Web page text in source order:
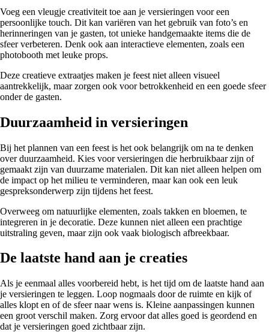
Voeg een vleugje creativiteit toe aan je versieringen voor een
persoonlijke touch. Dit kan variëren van het gebruik van foto’s en
herinneringen van je gasten, tot unieke handgemaakte items die de
sfeer verbeteren. Denk ook aan interactieve elementen, zoals een
photobooth met leuke props.
Deze creatieve extraatjes maken je feest niet alleen visueel
aantrekkelijk, maar zorgen ook voor betrokkenheid en een goede sfeer
onder de gasten.
Duurzaamheid in versieringen
Bij het plannen van een feest is het ook belangrijk om na te denken
over duurzaamheid. Kies voor versieringen die herbruikbaar zijn of
gemaakt zijn van duurzame materialen. Dit kan niet alleen helpen om
de impact op het milieu te verminderen, maar kan ook een leuk
gespreksonderwerp zijn tijdens het feest.
Overweeg om natuurlijke elementen, zoals takken en bloemen, te
integreren in je decoratie. Deze kunnen niet alleen een prachtige
uitstraling geven, maar zijn ook vaak biologisch afbreekbaar.
De laatste hand aan je creaties
Als je eenmaal alles voorbereid hebt, is het tijd om de laatste hand aan
je versieringen te leggen. Loop nogmaals door de ruimte en kijk of
alles klopt en of de sfeer naar wens is. Kleine aanpassingen kunnen
een groot verschil maken. Zorg ervoor dat alles goed is geordend en
dat je versieringen goed zichtbaar zijn.